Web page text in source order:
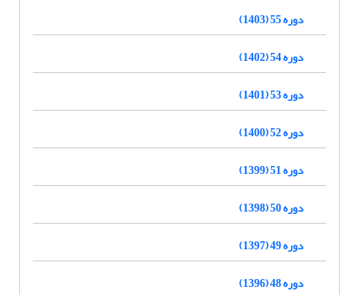
دوره 55 (1403)
دوره 54 (1402)
دوره 53 (1401)
دوره 52 (1400)
دوره 51 (1399)
دوره 50 (1398)
دوره 49 (1397)
دوره 48 (1396)